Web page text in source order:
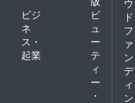
ビジ
ネ
ス・
起業
ビ
ュ
ー
テ
ィ
ー
・
ウ
ド
フ
ァ
ン
デ
ィ
ン